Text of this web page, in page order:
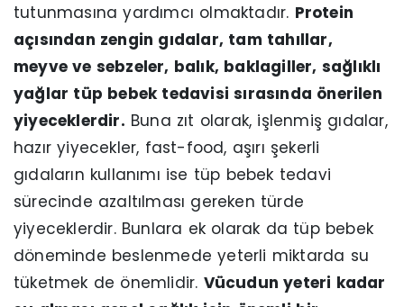
tutunmasına yardımcı olmaktadır. Protein
açısından zengin gıdalar, tam tahıllar,
meyve ve sebzeler, balık, baklagiller, sağlıklı
yağlar tüp bebek tedavisi sırasında önerilen
yiyeceklerdir. Buna zıt olarak, işlenmiş gıdalar,
hazır yiyecekler, fast-food, aşırı şekerli
gıdaların kullanımı ise tüp bebek tedavi
sürecinde azaltılması gereken türde
yiyeceklerdir. Bunlara ek olarak da tüp bebek
döneminde beslenmede yeterli miktarda su
tüketmek de önemlidir. Vücudun yeteri kadar